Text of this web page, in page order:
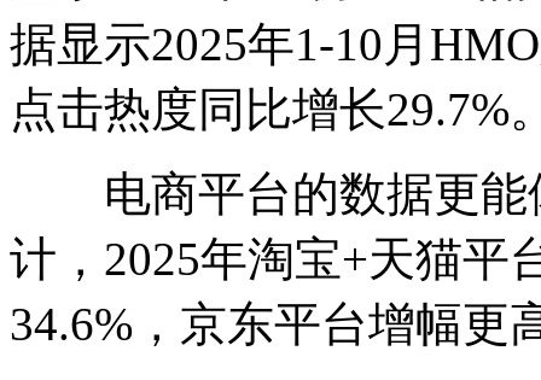
据显示2025年1-10月
点击热度同比增长29.7%
电商平台的数据更能
计，2025年淘宝+天猫平
34.6%，京东平台增幅更